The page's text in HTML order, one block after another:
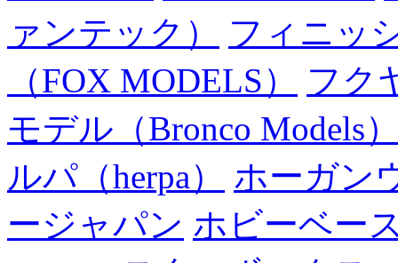
ァンテック）
フィニッ
（FOX MODELS）
フク
モデル（Bronco Models
ルパ（herpa）
ホーガン
ージャパン ホビーベー